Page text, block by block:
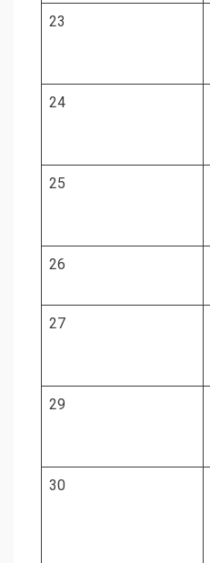
23
24
25
26
27
29
30